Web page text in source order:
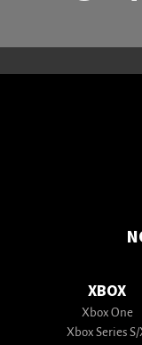
XBOX
Xbox One
Xbox Series S/